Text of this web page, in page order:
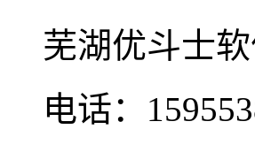
芜湖优斗士
电话：